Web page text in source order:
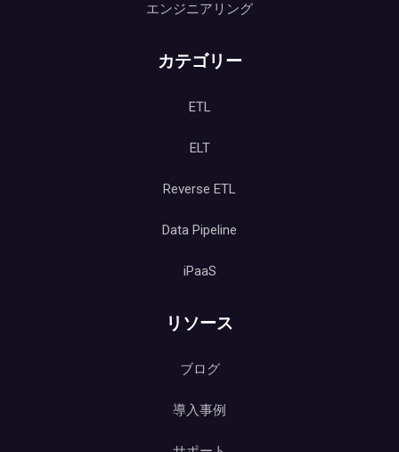
エンジニアリング
カテゴリー
ETL
ELT
Reverse ETL
Data Pipeline
iPaaS
リソース
ブログ
導入事例